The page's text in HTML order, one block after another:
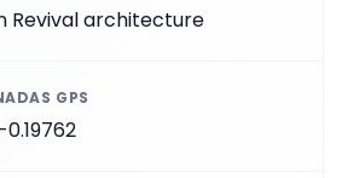
Revival architecture
GPS
0.19762